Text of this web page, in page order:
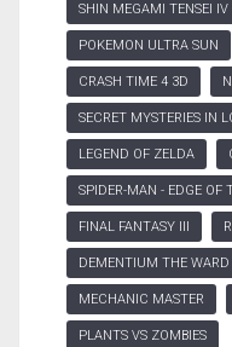
SHIN MEGAMI TENSEI IV
POKEMON ULTRA SUN
CRASH TIME 4 3D
SECRET MYSTERIES IN
LEGEND OF ZELDA
SPIDER-MAN - EDGE OF
FINAL FANTASY III
DEMENTIUM THE WARD
MECHANIC MASTER
PLANTS VS ZOMBIES